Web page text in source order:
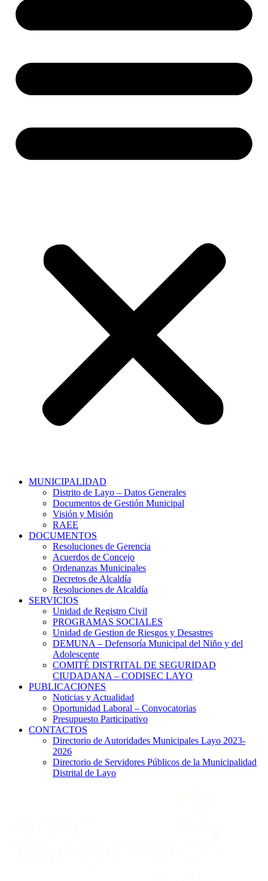
MUNICIPALIDAD
Distrito de Layo – Datos Generales
Documentos de Gestión Municipal
Visión y Misión
RAEE
DOCUMENTOS
Resoluciones de Gerencia
Acuerdos de Concejo
Ordenanzas Municipales
Decretos de Alcaldía
Resoluciones de Alcaldía
SERVICIOS
Unidad de Registro Civil
PROGRAMAS SOCIALES
Unidad de Gestion de Riesgos y Desastres
DEMUNA – Defensoría Municipal del Niño y del
Adolescente
COMITÉ DISTRITAL DE SEGURIDAD
CIUDADANA – CODISEC LAYO
PUBLICACIONES
Noticias y Actualidad
Oportunidad Laboral – Convocatorias
Presupuesto Participativo
CONTACTOS
Directorio de Autoridades Municipales Layo 2023-
2026
Directorio de Servidores Públicos de la Municipalidad
Distrital de Layo